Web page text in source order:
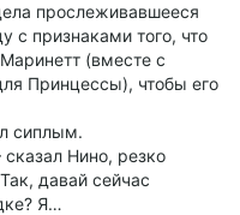
прослеживавшееся
с признаками того, что
(вместе с
Принцессы), чтобы его
сиплым.
Нино, резко
давай сейчас
Я…